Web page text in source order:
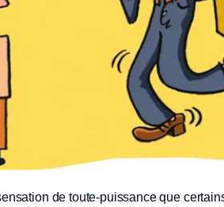
de toute-puissance que